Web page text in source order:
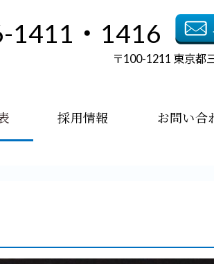
1411・1416
〒100-1211 東京都
採用情報 お問い合